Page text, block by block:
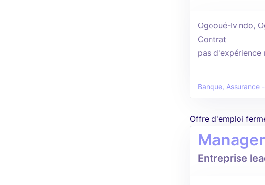
Ogooué-Ivindo,
Contrat
pas d'expérience
Banque, Assurance
Offre d'emploi
Entreprise